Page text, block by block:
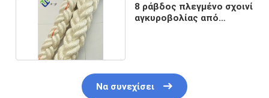
8 ράβδος πλεγμένο σχοινί
αγκυροβολίας από
Να συνεχίσει